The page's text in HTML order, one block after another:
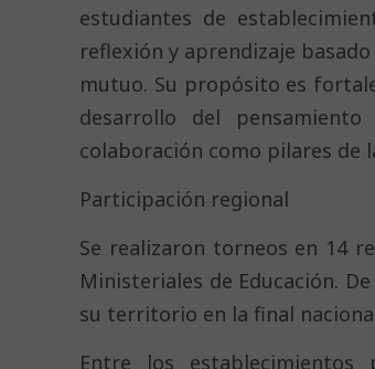
estudiantes de
reflexión y aprendizaje
mutuo. Su propósito es
desarrollo del
colaboración como pilares de
Participación regional
Se realizaron torneos en 14
Ministeriales de Educación.
su territorio en la final
Entre los establecimientos